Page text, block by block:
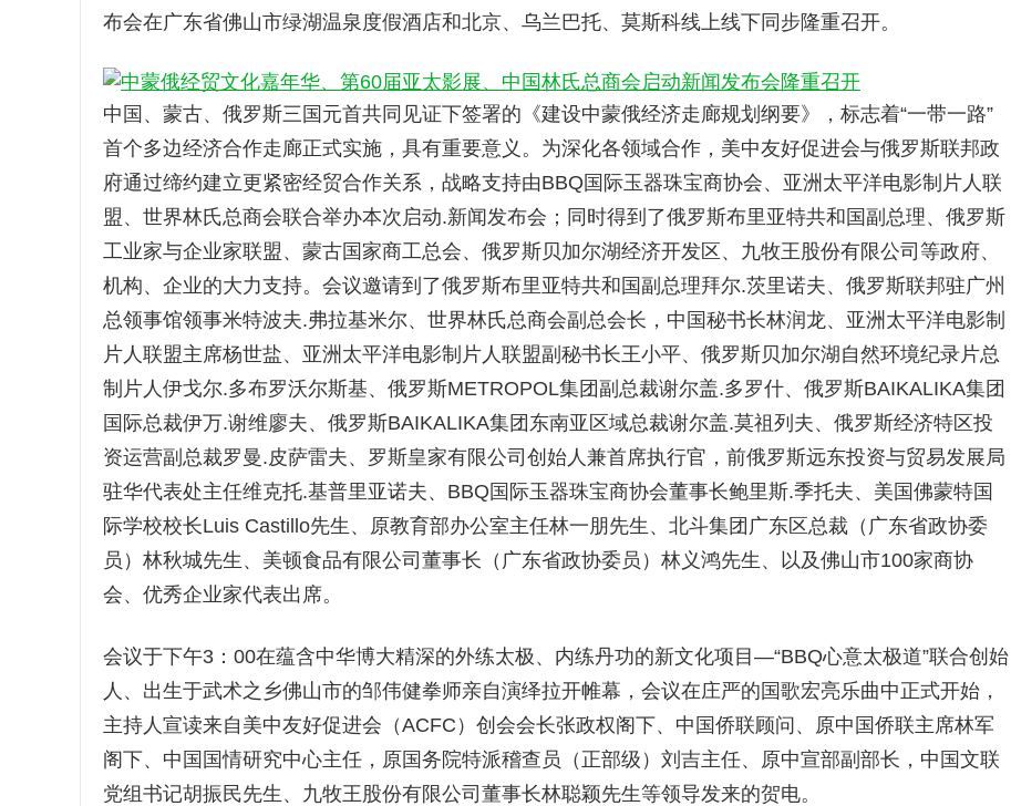
布会在广东省佛山市绿湖温泉度假酒店和北京、乌兰巴托、莫斯科线上线下同步隆重召开。
中国、蒙古、俄罗斯三国元首共同见证下签署的《建设中蒙俄经济走廊规划纲要》，标志着“一带一路”
首个多边经济合作走廊正式实施，具有重要意义。为深化各领域合作，美中友好促进会与俄罗斯联邦政
府通过缔约建立更紧密经贸合作关系，战略支持由BBQ国际玉器珠宝商协会、亚洲太平洋电影制片人联
盟、世界林氏总商会联合举办本次启动.新闻发布会；同时得到了俄罗斯布里亚特共和国副总理、俄罗斯
工业家与企业家联盟、蒙古国家商工总会、俄罗斯贝加尔湖经济开发区、九牧王股份有限公司等政府、
机构、企业的大力支持。会议邀请到了俄罗斯布里亚特共和国副总理拜尔.茨里诺夫、俄罗斯联邦驻广州
总领事馆领事米特波夫.弗拉基米尔、世界林氏总商会副总会长，中国秘书长林润龙、亚洲太平洋电影制
片人联盟主席杨世盐、亚洲太平洋电影制片人联盟副秘书长王小平、俄罗斯贝加尔湖自然环境纪录片总
制片人伊戈尔.多布罗沃尔斯基、俄罗斯METROPOL集团副总裁谢尔盖.多罗什、俄罗斯BAIKALIKA集团
国际总裁伊万.谢维廖夫、俄罗斯BAIKALIKA集团东南亚区域总裁谢尔盖.莫祖列夫、俄罗斯经济特区投
资运营副总裁罗曼.皮萨雷夫、罗斯皇家有限公司创始人兼首席执行官，前俄罗斯远东投资与贸易发展局
驻华代表处主任维克托.基普里亚诺夫、BBQ国际玉器珠宝商协会董事长鲍里斯.季托夫、美国佛蒙特国
际学校校长Luis Castillo先生、原教育部办公室主任林一朋先生、北斗集团广东区总裁（广东省政协委
员）林秋城先生、美顿食品有限公司董事长（广东省政协委员）林义鸿先生、以及佛山市100家商协
会、优秀企业家代表出席。
会议于下午3：00在蕴含中华博大精深的外练太极、内练丹功的新文化项目—“BBQ心意太极道”联合创始
人、出生于武术之乡佛山市的邹伟健拳师亲自演绎拉开帷幕，会议在庄严的国歌宏亮乐曲中正式开始，
主持人宣读来自美中友好促进会（ACFC）创会会长张政权阁下、中国侨联顾问、原中国侨联主席林军
阁下、中国国情研究中心主任，原国务院特派稽查员（正部级）刘吉主任、原中宣部副部长，中国文联
党组书记胡振民先生、九牧王股份有限公司董事长林聪颖先生等领导发来的贺电。